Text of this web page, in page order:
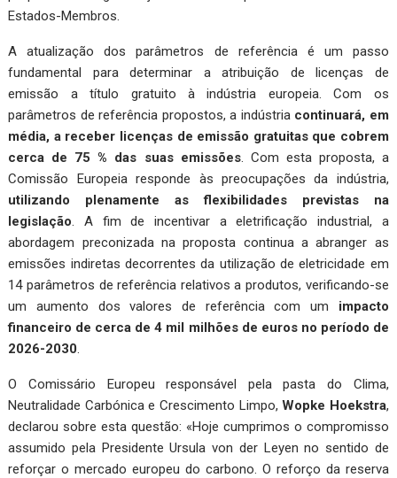
Estados-Membros.
A atualização dos parâmetros de referência é um passo
fundamental para determinar a atribuição de licenças de
emissão a título gratuito à indústria europeia. Com os
parâmetros de referência propostos, a indústria continuará, em
média, a receber licenças de emissão gratuitas que cobrem
cerca de 75 % das suas emissões. Com esta proposta, a
Comissão Europeia responde às preocupações da indústria,
utilizando plenamente as flexibilidades previstas na
legislação . A fim de incentivar a eletrificação industrial, a
abordagem preconizada na proposta continua a abranger as
emissões indiretas decorrentes da utilização de eletricidade em
14 parâmetros de referência relativos a produtos, verificando-se
um aumento dos valores de referência com um impacto
financeiro de cerca de 4 mil milhões de euros no período de
2026-2030
O Comissário Europeu responsável pela pasta do Clima,
Neutralidade Carbónica e Crescimento Limpo,Wopke Hoekstra,
declarou sobre esta questão: «Hoje cumprimos o compromisso
assumido pela Presidente Ursula von der Leyen no sentido de
reforçar o mercado europeu do carbono. O reforço da reserva